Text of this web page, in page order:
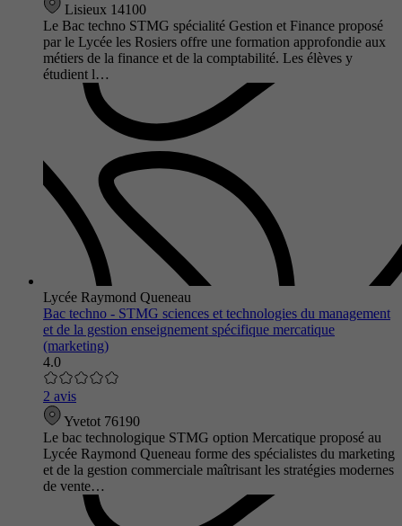
Lisieux 14100
Le Bac techno STMG spécialité Gestion et Finance proposé
par le Lycée les Rosiers offre une formation approfondie aux
métiers de la finance et de la comptabilité. Les élèves y
étudient l…
Lycée Raymond Queneau
Bac techno - STMG sciences et technologies du management
et de la gestion enseignement spécifique mercatique
(marketing)
4.0
2 avis
Yvetot 76190
Le bac technologique STMG option Mercatique proposé au
Lycée Raymond Queneau forme des spécialistes du marketing
et de la gestion commerciale maîtrisant les stratégies modernes
de vente…